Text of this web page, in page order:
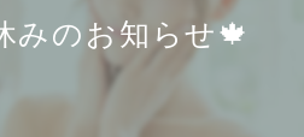
みのお知らせ🍁